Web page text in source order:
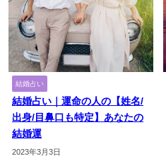
結婚占い
結婚占い｜運命の人の【姓名/
出身/目鼻口も特定】あなたの
結婚運
2023年3月3日